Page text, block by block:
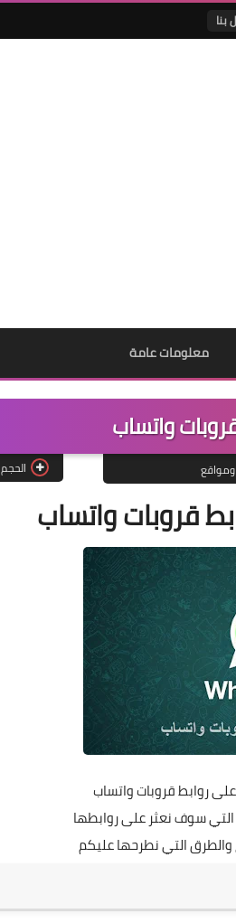
بنا
معلومات عامة
واتساب
الحجم
قروبات واتساب
روابط قروبات واتساب
التي سوف نعثر على روابطها
التي نطرحها عليكم